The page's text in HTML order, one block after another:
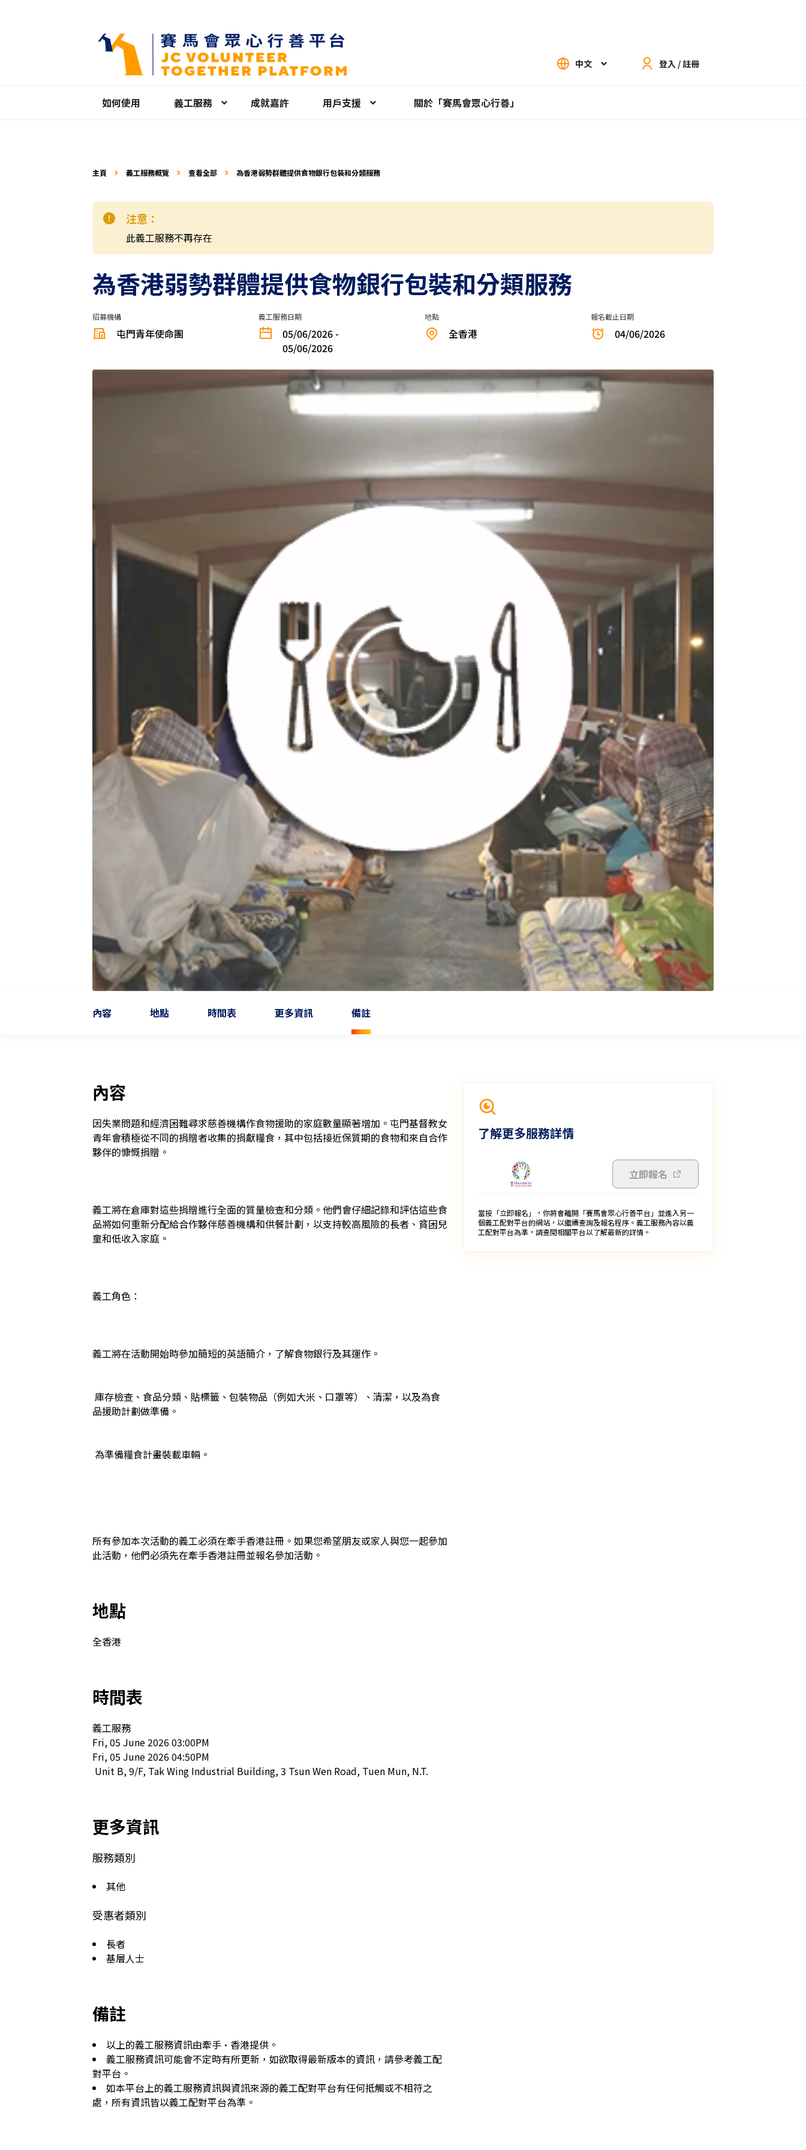
中文 登入 / 註冊
如何使用 義工服務 成就嘉許 用戶支援 關於「賽馬會眾心行善」
主頁 義工服務概覽 查看全部 為香港弱勢群體提供食物銀行包裝和分類服務
注意：
此義工服務不再存在
為香港弱勢群體提供食物銀行包裝和分類服務
招募機構
屯門青年使命團
義工服務日期
05/06/2026 -
05/06/2026
地點
全香港
報名截止日期
04/06/2026
內容 地點 時間表 更多資訊 備註
內容
因失業問題和經濟困難尋求慈善機構作食物援助的家庭數量顯著增加。屯門基督教女
青年會積極從不同的捐贈者收集的捐獻糧食，其中包括接近保質期的食物和來自合作
夥伴的慷慨捐贈。
義工將在倉庫對這些捐贈進行全面的質量檢查和分類。他們會仔細記錄和評估這些食
品將如何重新分配給合作夥伴慈善機構和供餐計劃，以支持較高風險的長者、貧困兒
童和低收入家庭。
義工角色：
義工將在活動開始時參加簡短的英語簡介，了解食物銀行及其運作。
品援助計劃做準備。
所有參加本次活動的義工必須在牽手香港註冊。如果您希望朋友或家人與您一起參加
此活動，他們必須先在牽手香港註冊並報名參加活動。
地點
全香港
時間表
義工服務
Fri, 05 June 2026 03:00PM
Fri, 05 June 2026 04:50PM
Unit B, 9/F, Tak Wing Industrial Building, 3 Tsun Wen Road, Tuen Mun, N.T.
更多資訊
服務類別
其他
受惠者類別
長者
基層人士
備註
以上的義工服務資訊由牽手·香港提供。
義工服務資訊可能會不定時有所更新，如欲取得最新版本的資訊，請參考義工配
對平台。
如本平台上的義工服務資訊與資訊來源的義工配對平台有任何抵觸或不相符之
處，所有資訊皆以義工配對平台為準。
了解更多服務詳情
立即報名
當按「立即報名」，你將會離開「賽馬會眾心行善平台」並進入另一
個義工配對平台的網站，以繼續查詢及報名程序。義工服務內容以義
工配對平台為準，請查閱相關平台以了解最新的詳情。